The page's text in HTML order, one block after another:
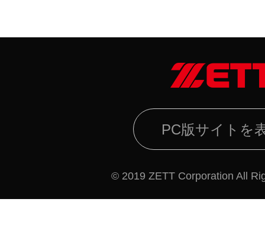
PC版サイトを
© 2019 ZETT Corporation All